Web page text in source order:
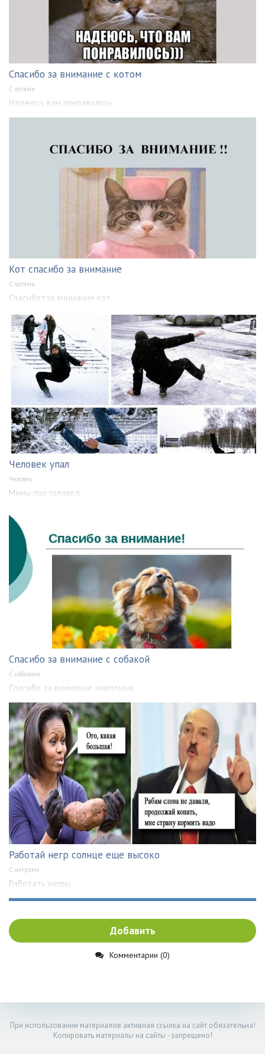
Спасибо за внимание с котом
С котами
Надеюсь вам понравилось
Кот спасибо за внимание
С котами
Спасиботза внимание кот
Человек упал
Человек
Мемы про гололед
Спасибо за внимание с собакой
С собаками
Спасибо за внимание животные
Работай негр солнце еще высоко
С неграми
Работать негры
Добавить
Комментарии (0)
При использовании материалов активная ссылка на сайт обязательна!
Копировать материалы на сайты - запрещено!